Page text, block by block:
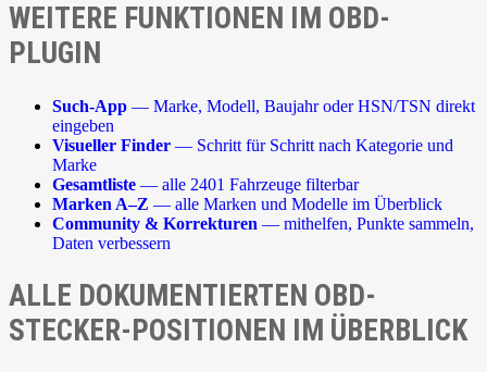
WEITERE FUNKTIONEN IM OBD-
PLUGIN
Such-App — Marke, Modell, Baujahr oder HSN/TSN direkt
eingeben
Visueller Finder — Schritt für Schritt nach Kategorie und
Marke
Gesamtliste — alle 2401 Fahrzeuge filterbar
Marken A–Z — alle Marken und Modelle im Überblick
Community & Korrekturen — mithelfen, Punkte sammeln,
Daten verbessern
ALLE DOKUMENTIERTEN OBD-
STECKER-POSITIONEN IM ÜBERBLICK